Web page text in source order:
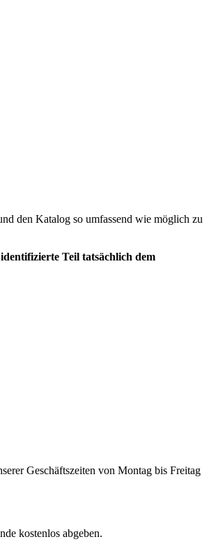
den Katalog so umfassend wie möglich zu
Teil tatsächlich dem
Geschäftszeiten von Montag bis Freitag
kostenlos abgeben.